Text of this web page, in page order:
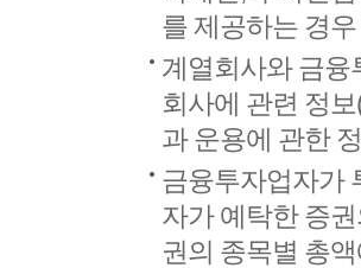
를 제공하는 경우
계열회사와 금융
회사에 관련 정
과 운용에 관한
금융투자업자가
자가 예탁한 증
권의 종목별 총